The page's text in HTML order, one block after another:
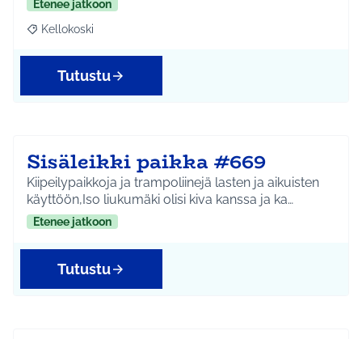
Etenee jatkoon
Rajaa tulokset aihepiirin mukaan: Kellokoski
Kellokoski
Tutustu
Sisäleikki paikka #669
Kiipeilypaikkoja ja trampoliinejä lasten ja aikuisten
käyttöön,Iso liukumäki olisi kiva kanssa ja ka…
Etenee jatkoon
Tutustu